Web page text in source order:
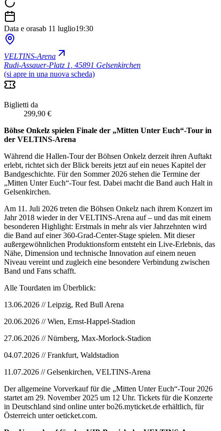
Data e orasab 11 luglio19:30
VELTINS-Arena
Rudi-Assauer-Platz 1 45891 Gelsenkirchen
(si apre in una nuova scheda)
Biglietti da
299,90 €
Böhse Onkelz spielen Finale der „Mitten Unter Euch“-Tour in
der VELTINS-Arena
Während die Hallen-Tour der Böhsen Onkelz derzeit ihren Auftakt
erlebt, richtet sich der Blick bereits jetzt auf ein neues Kapitel der
Bandgeschichte. Für den Sommer 2026 stehen die Termine der
„Mitten Unter Euch“-Tour fest. Dabei macht die Band auch Halt in
Gelsenkirchen.
Am 11. Juli 2026 treten die Böhsen Onkelz nach ihrem Konzert im
Jahr 2018 wieder in der VELTINS-Arena auf – und das mit einem
besonderen Highlight: Erstmals in mehr als vier Jahrzehnten wird
die Band auf einer 360-Grad-Center-Stage spielen. Mit dieser
außergewöhnlichen Produktionsform entsteht ein Live-Erlebnis, das
Nähe, Dimension und technische Innovation auf einem neuen
Niveau vereint und zugleich eine besondere Verbindung zwischen
Band und Fans schafft.
Alle Tourdaten im Überblick:
13.06.2026 // Leipzig, Red Bull Arena
20.06.2026 // Wien, Ernst-Happel-Stadion
27.06.2026 // Nürnberg, Max-Morlock-Stadion
04.07.2026 // Frankfurt, Waldstadion
11.07.2026 // Gelsenkirchen, VELTINS-Arena
Der allgemeine Vorverkauf für die „Mitten Unter Euch“-Tour 2026
startet am 29. November 2025 um 12 Uhr. Tickets für die Konzerte
in Deutschland sind online unter bo26.myticket.de erhältlich, für
Österreich unter oeticket.com.